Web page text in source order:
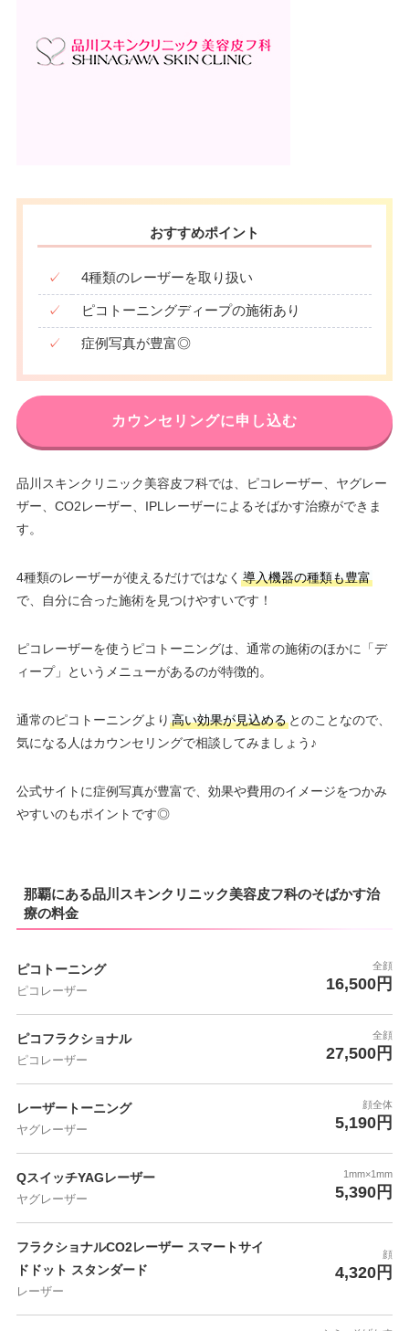
おすすめポイント
✓ 4種類のレーザーを取り扱い
✓ ピコトーニングディープの施術あり
✓ 症例写真が豊富◎
カウンセリングに申し込む
品川スキンクリニック美容皮フ科では、ピコレーザー、ヤグレー
ザー、CO2レーザー、IPLレーザーによるそばかす治療ができま
す。
4種類のレーザーが使えるだけではなく 導入機器の種類も豊富
で、自分に合った施術を見つけやすいです！
ピコレーザーを使うピコトーニングは、通常の施術のほかに「デ
ィープ」というメニューがあるのが特徴的。
通常のピコトーニングより 高い効果が見込めるとのことなので、
気になる人はカウンセリングで相談してみましょう♪
公式サイトに症例写真が豊富で、効果や費用のイメージをつかみ
やすいのもポイントです◎
那覇にある品川スキンクリニック美容皮フ科のそばかす治
療の料金
ピコトーニング
ピコレーザー
全顔
16,500円
ピコフラクショナル
ピコレーザー
全顔
27,500円
レーザートーニング
ヤグレーザー
顔全体
5,190円
QスイッチYAGレーザー
ヤグレーザー
1mm×1mm
5,390円
フラクショナルCO2レーザー スマートサイ
ドドット スタンダード
レーザー
顔
4,320円